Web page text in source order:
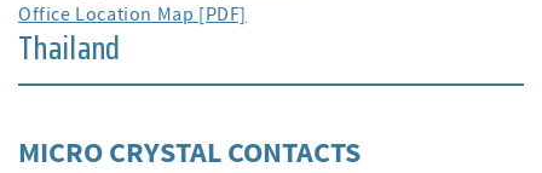
Office Location Map [PDF]
Thailand
MICRO CRYSTAL CONTACTS